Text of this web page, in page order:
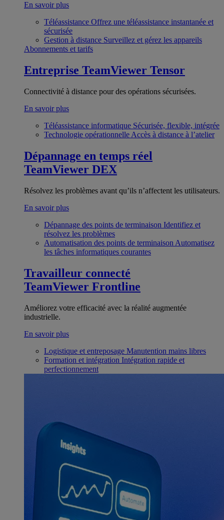
En savoir plus
Téléassistance Offrez une téléassistance instantanée et
sécurisée
Gestion à distance Surveillez et gérez les appareils
Abonnements et tarifs
Entreprise TeamViewer Tensor
Connectivité à distance pour des opérations sécurisées.
En savoir plus
Téléassistance informatique Sécurisée, flexible, intégrée
Technologie opérationnelle Accès à distance à l’atelier
Dépannage en temps réel
TeamViewer DEX
Résolvez les problèmes avant qu’ils n’affectent les utilisateurs.
En savoir plus
Dépannage des points de terminaison Identifiez et
résolvez les problèmes
Automatisation des points de terminaison Automatisez
les tâches informatiques courantes
Travailleur connecté
TeamViewer Frontline
Améliorez votre efficacité avec la réalité augmentée
industrielle.
En savoir plus
Logistique et entreposage Manutention mains libres
Formation et intégration Intégration rapide et
perfectionnement